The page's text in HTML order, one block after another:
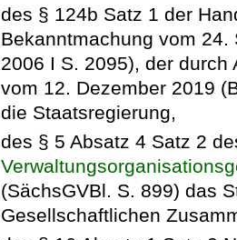
des § 124b Satz 1 der
Bekanntmachung vom
2006 I S. 2095), der
vom 12. Dezember 2019
die Staatsregierung,
des § 5 Absatz 4 Satz 2
(SächsGVBl. S. 899) das
Gesellschaftlichen